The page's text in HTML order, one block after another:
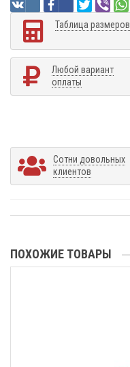
Таблица размеров
Любой вариант
оплаты
Сотни довольных
клиентов
ПОХОЖИЕ ТОВАРЫ